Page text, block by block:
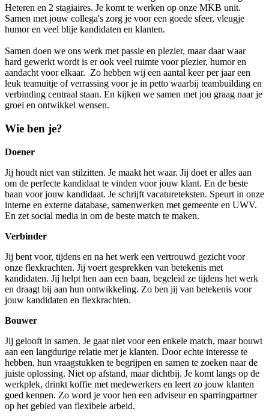
Heteren en 2 stagiaires. Je komt te werken op onze MKB unit.
Samen met jouw collega's zorg je voor een goede sfeer, vleugje
humor en veel blije kandidaten en klanten.
Samen doen we ons werk met passie en plezier, maar daar waar
hard gewerkt wordt is er ook veel ruimte voor plezier, humor en
aandacht voor elkaar. Zo hebben wij een aantal keer per jaar een
leuk teamuitje of verrassing voor je in petto waarbij teambuilding en
verbinding centraal staan. En kijken we samen met jou graag naar je
groei en ontwikkel wensen.
Wie ben je?
Doener
Jij houdt niet van stilzitten. Je maakt het waar. Jij doet er alles aan
om de perfecte kandidaat te vinden voor jouw klant. En de beste
baan voor jouw kandidaat. Je schrijft vacatureteksten. Speurt in onze
interne en externe database, samenwerken met gemeente en UWV.
En zet social media in om de beste match te maken.
Verbinder
Jij bent voor, tijdens en na het werk een vertrouwd gezicht voor
onze flexkrachten. Jij voert gesprekken van betekenis met
kandidaten. Jij helpt hen aan een baan, begeleid ze tijdens het werk
en draagt bij aan hun ontwikkeling. Zo ben jij van betekenis voor
jouw kandidaten en flexkrachten.
Bouwer
Jij gelooft in samen. Je gaat niet voor een enkele match, maar bouwt
aan een langdurige relatie met je klanten. Door echte interesse te
hebben, hun vraagstukken te begrijpen en samen te zoeken naar de
juiste oplossing. Niet op afstand, maar dichtbij. Je komt langs op de
werkplek, drinkt koffie met medewerkers en leert zo jouw klanten
goed kennen. Zo word je voor hen een adviseur en sparringpartner
op het gebied van flexibele arbeid.